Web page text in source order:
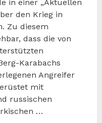
in einer „Aktuellen
den Krieg in
Zu diesem
dass die von
Karabachs
Angreifer
mit
russischen
…